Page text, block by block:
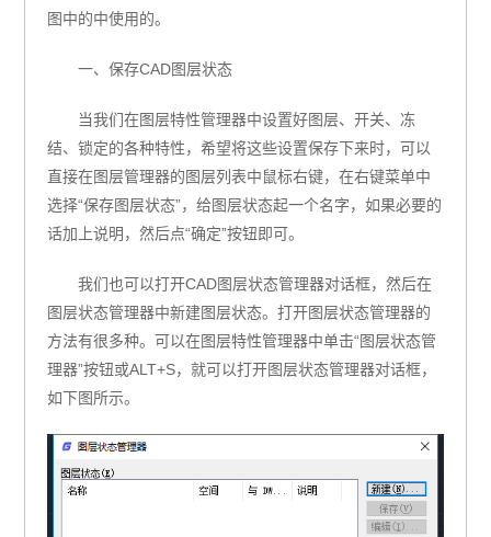
图中的中使用的。
一、保存CAD图层状态
当我们在图层特性管理器中设置好图层、开关、冻
结、锁定的各种特性，希望将这些设置保存下来时，可以
直接在图层管理器的图层列表中鼠标右键，在右键菜单中
选择“保存图层状态”，给图层状态起一个名字，如果必要的
话加上说明，然后点“确定”按钮即可。
我们也可以打开CAD图层状态管理器对话框，然后在
图层状态管理器中新建图层状态。打开图层状态管理器的
方法有很多种。可以在图层特性管理器中单击“图层状态管
理器”按钮或ALT+S，就可以打开图层状态管理器对话框，
如下图所示。